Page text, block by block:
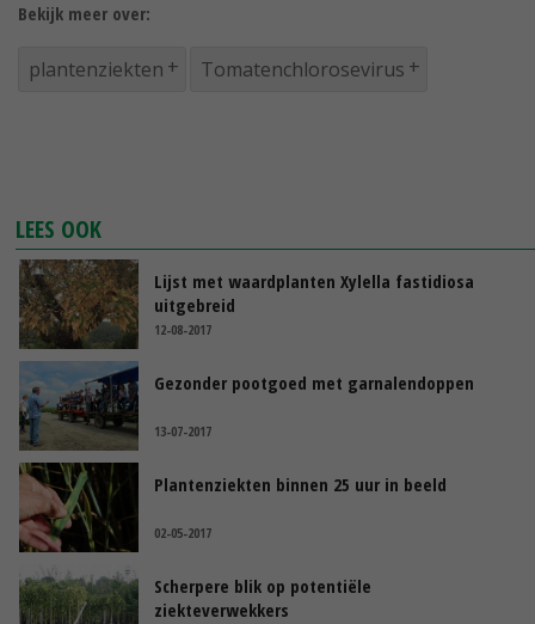
Bekijk meer over:
plantenziekten Tomatenchlorosevirus
LEES OOK
Lijst met waardplanten Xylella fastidiosa
uitgebreid
12-08-2017
Gezonder pootgoed met garnalendoppen
13-07-2017
Plantenziekten binnen 25 uur in beeld
02-05-2017
Scherpere blik op potentiële
ziekteverwekkers